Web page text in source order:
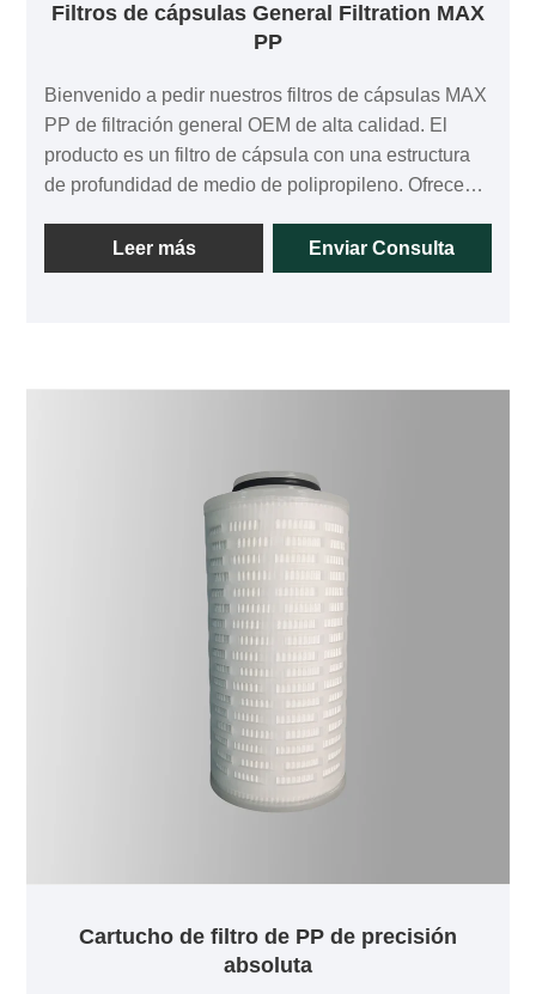
Filtros de cápsulas General Filtration MAX
PP
Bienvenido a pedir nuestros filtros de cápsulas MAX
PP de filtración general OEM de alta calidad. El
producto es un filtro de cápsula con una estructura
de profundidad de medio de polipropileno. Ofrece
capacidad de retención de suciedad, alto caudal con
baja caída de presión y baja extractabilidad, y está
Leer más Enviar Consulta
Cartucho de filtro de PP de precisión
absoluta